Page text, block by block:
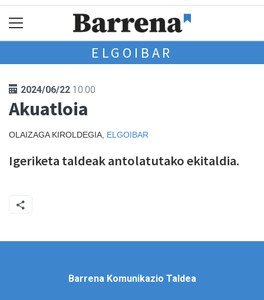
ELGOIBAR
2024/06/22 10:00
Akuatloia
OLAIZAGA KIROLDEGIA, ELGOIBAR
Igeriketa taldeak antolatutako ekitaldia.
Barrena Komunikazio Taldea